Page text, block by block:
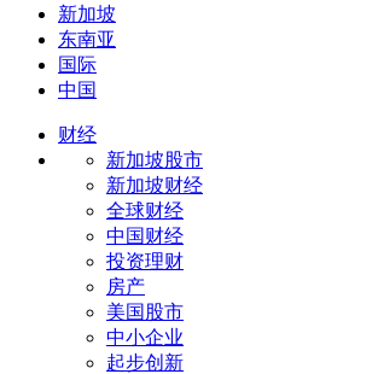
新加坡
东南亚
国际
中国
财经
新加坡股市
新加坡财经
全球财经
中国财经
投资理财
房产
美国股市
中小企业
起步创新